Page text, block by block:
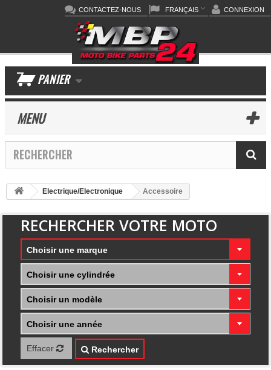
CONNEXION
FRANÇAIS
CONTACTEZ-NOUS
PANIER
MENU
Electrique/Electronique Accessoire
RECHERCHER VOTRE MOTO
Choisir une marque
Choisir une cylindrée
Choisir un modèle
Choisir une année
Effacer Rechercher